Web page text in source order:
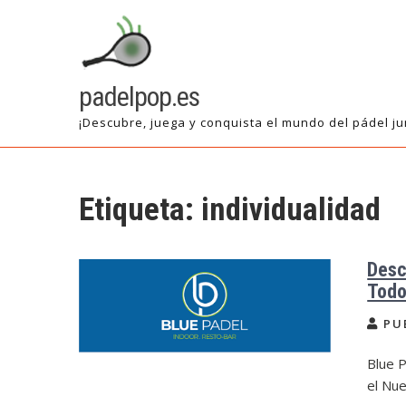
padelpop.es
¡Descubre, juega y conquista el mundo del pádel
Etiqueta: individualidad
Blue
el